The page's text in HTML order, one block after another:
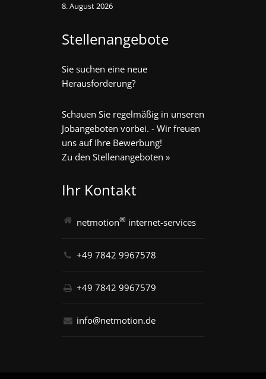
8. August 2026
Stellenangebote
Sie suchen eine neue
Herausforderung?
Schauen Sie regelmäßig in unseren
Jobangeboten vorbei. - Wir freuen
uns auf Ihre Bewerbung!
Zu den Stellenangeboten »
Ihr Kontakt
netmotion® internet-services
+49 7842 9967578
+49 7842 9967579
info@netmotion.de